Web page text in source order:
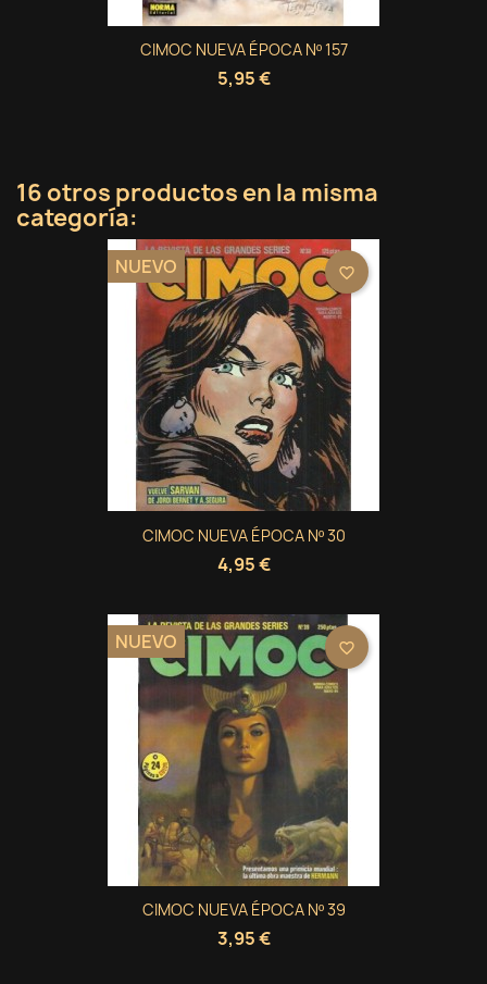
CIMOC NUEVA ÉPOCA Nº 157
5,95 €
16 otros productos en la misma
categoría:
CIMOC NUEVA ÉPOCA Nº 30
4,95 €
NUEVO favorite_border
CIMOC NUEVA ÉPOCA Nº 39
3,95 €
NUEVO favorite_border